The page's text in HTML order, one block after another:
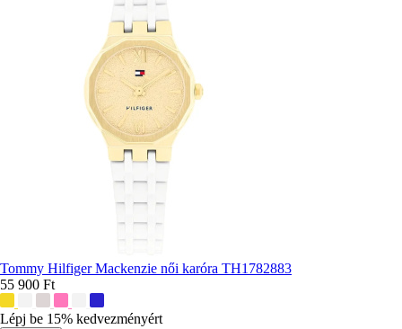
Tommy Hilfiger Mackenzie női karóra TH1782883
55 900 Ft
színek:
Lépj be 15% kedvezményért